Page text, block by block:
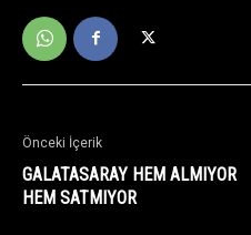
Önceki İçerik
GALATASARAY HEM ALMIYOR
HEM SATMIYOR